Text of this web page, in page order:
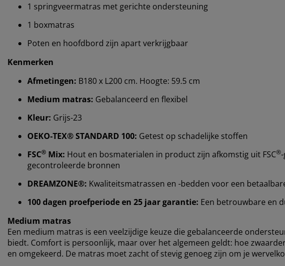
1 springveermatras met gerichte ondersteuning
1 boxmatras
Poten en hoofdbord zijn apart verkrijgbaar
Kenmerken
Afmetingen: B180 x L200 cm. Hoogte: 59.5 cm
Medium matras: Gebalanceerd en flexibel
Kleur: Grijs-23
OEKO-TEX® STANDARD 100: Getest op schadelijke stoffen
FSC® Mix: Hout en bosmaterialen in product zijn afkomstig uit FSC®
gecontroleerde bronnen
DREAMZONE®: Kwaliteitsmatrassen en -bedden voor een
100 dagen proefperiode en 25 jaar garantie: Een betrouwbare en
Medium matras
Een medium matras is een veelzijdige keuze die gebalanceerde
biedt. Comfort is persoonlijk, maar over het algemeen geldt: hoe
en omgekeerd. De matras moet zacht of stevig genoeg zijn om je